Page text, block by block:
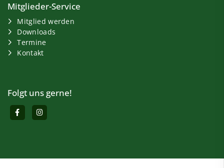
Mitglieder-Service
Mitglied werden
Downloads
Termine
Kontakt
Folgt uns gerne!